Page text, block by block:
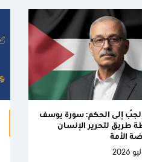
إلى الحكم: سورة يوسف
طريق لتحرير الإنسان
الأمة